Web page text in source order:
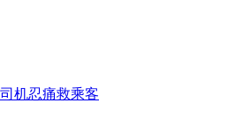
机忍痛救乘客